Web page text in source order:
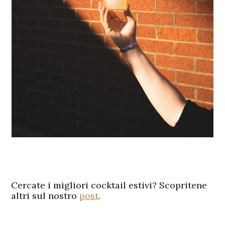
Cercate i migliori cocktail estivi? Scopritene
altri sul nostropost.